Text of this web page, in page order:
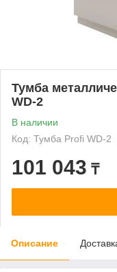
Тумба
WD-2
В наличии
Код: Тумба Profi WD-2
101 043 ₸
Описание